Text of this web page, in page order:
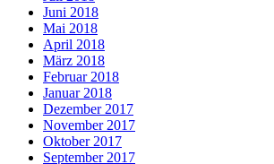
Juni 2018
Mai 2018
April 2018
März 2018
Februar 2018
Januar 2018
Dezember 2017
November 2017
Oktober 2017
September 2017